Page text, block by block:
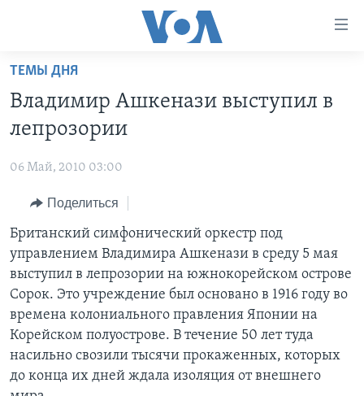
Перейти
основной
контент
Перейти
навигации
Перейти
поиск
ПРОГРАММЫ
НОВОСТИ ЗА МИНУТУ
ИТОГИ
ПОЧЕМУ ЭТО ВАЖНО?
ДИСКУССИЯ VOA
ДЕТАЛИ
НЬЮ-ЙОРК NEW YORK
АМЕРИКА. БОЛЬШОЕ ПУТЕШЕСТВИЕ
ПРОЕКТЫ
УЧИМ АНГЛИЙСКИЙ
НАША АМЕРИКАНСКАЯ ИСТОРИЯ
А КАК В АМЕРИКЕ?
АМЕРИКАНСКИЕ ГОРОДКИ
ТЕСТЫ
ЭКСПЕРТИЗА
ИНТЕРВЬЮ
ФАКТЫ ПРОТИВ ФЕЙКОВ
ЗА СВОБОДУ ПРЕССЫ
УЧИМ АНГЛИЙСКИЙ
ВИДЕО
ПОДПИСКА НА НОВОСТИ
ТЕМЫ ДНЯ
Владимир Ашкенази выступил в
лепрозории
06 Май, 2010 03:00
Поделиться
Британский симфонический оркестр под
управлением Владимира Ашкенази в среду 5 мая
выступил в лепрозории на южнокорейском острове
Сорок. Это учреждение был основано в 1916 году во
времена колониального правления Японии на
Корейском полуострове. В течение 50 лет туда
насильно свозили тысячи прокаженных, которых
до конца их дней ждала изоляция от внешнего